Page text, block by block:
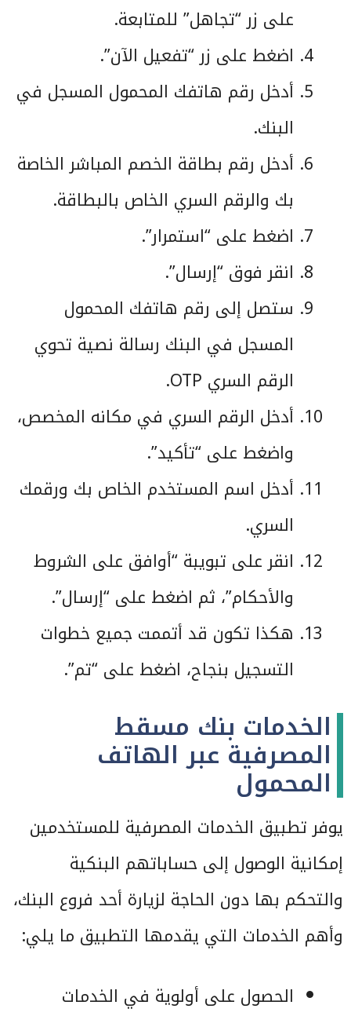
على زر “تجاهل” للمتابعة.
اضغط على زر “تفعيل الآن”.
أدخل رقم هاتفك المحمول المسجل في
البنك.
أدخل رقم بطاقة الخصم المباشر الخاصة
بك والرقم السري الخاص بالبطاقة.
اضغط على “استمرار”.
انقر فوق “إرسال”.
ستصل إلى رقم هاتفك المحمول
المسجل في البنك رسالة نصية تحوي
الرقم السري OTP.
أدخل الرقم السري في مكانه المخصص،
واضغط على “تأكيد”.
أدخل اسم المستخدم الخاص بك ورقمك
السري.
انقر على تبويبة “أوافق على الشروط
والأحكام”، ثم اضغط على “إرسال”.
هكذا تكون قد أتممت جميع خطوات
التسجيل بنجاح، اضغط على “تم”.
الخدمات بنك مسقط
المصرفية عبر الهاتف
المحمول
يوفر تطبيق الخدمات المصرفية للمستخدمين
إمكانية الوصول إلى حساباتهم البنكية
والتحكم بها دون الحاجة لزيارة أحد فروع البنك،
وأهم الخدمات التي يقدمها التطبيق ما يلي:
الحصول على أولوية في الخدمات